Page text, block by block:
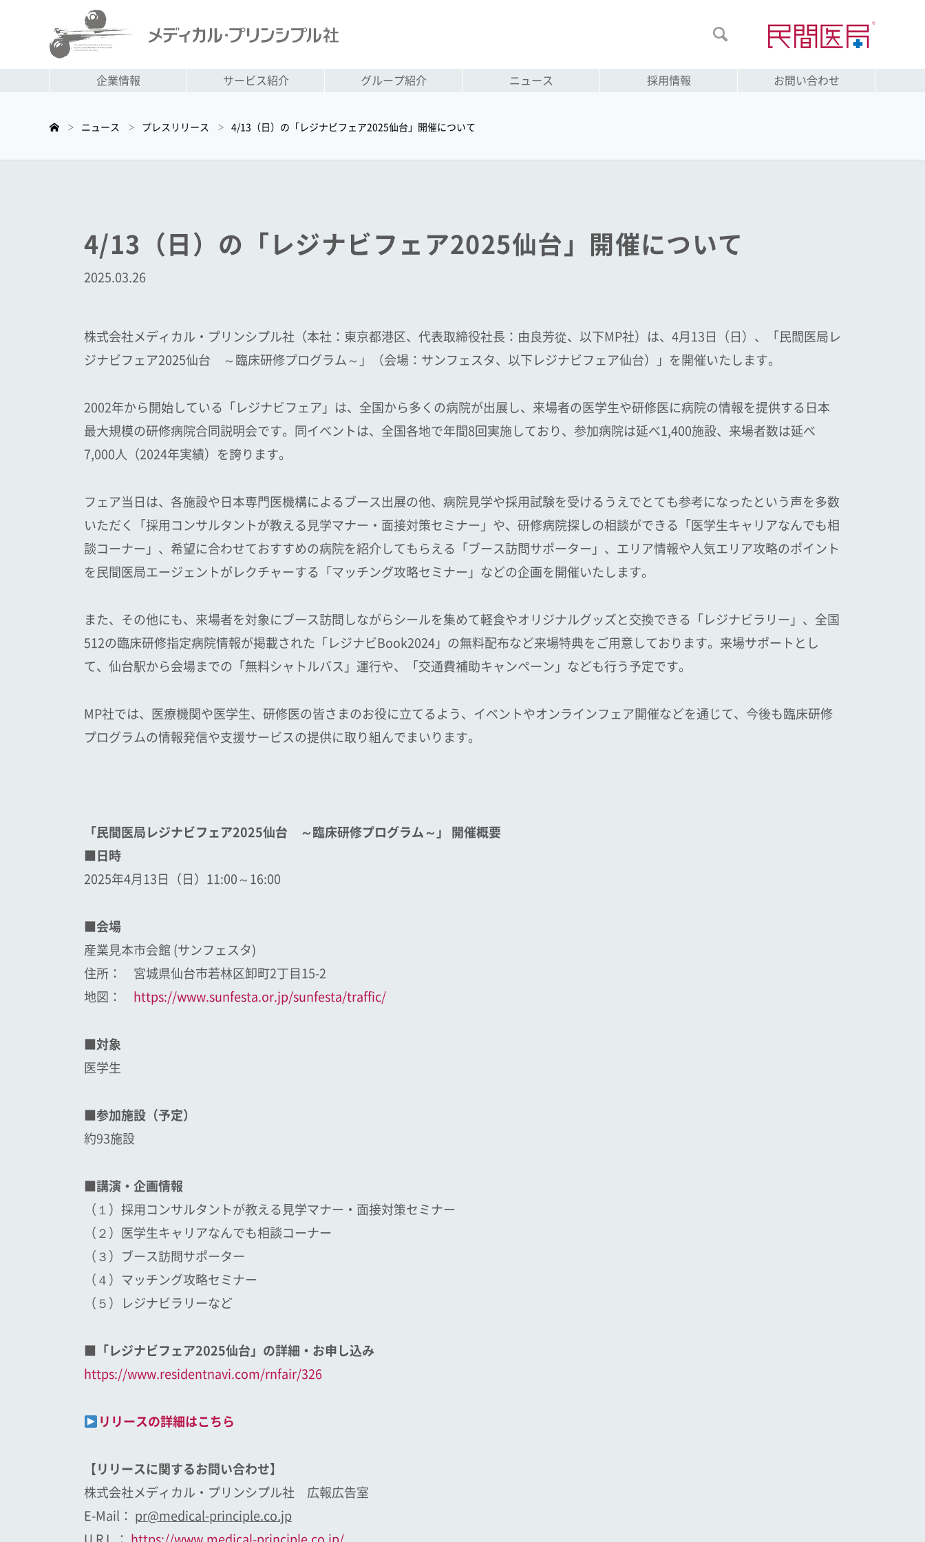

企業情報 サービス紹介 グループ紹介 ニュース 採用情報 お問い合わせ
＞ ニュース ＞ プレスリリース ＞ 4/13（日）の「レジナビフェア2025仙台」開催について
4/13（日）の「レジナビフェア2025仙台」開催について
2025.03.26
株式会社メディカル・プリンシプル社（本社：東京都港区、代表取締役社長：由良芳從、以下MP社）は、4月13日（日）、「民間医局レ
ジナビフェア2025仙台 ～臨床研修プログラム～」（会場：サンフェスタ、以下レジナビフェア仙台）」を開催いたします。
2002年から開始している「レジナビフェア」は、全国から多くの病院が出展し、来場者の医学生や研修医に病院の情報を提供する日本
最大規模の研修病院合同説明会です。同イベントは、全国各地で年間8回実施しており、参加病院は延べ1,400施設、来場者数は延べ
7,000人（2024年実績）を誇ります。
フェア当日は、各施設や日本専門医機構によるブース出展の他、病院見学や採用試験を受けるうえでとても参考になったという声を多数
いただく「採用コンサルタントが教える見学マナー・面接対策セミナー」や、研修病院探しの相談ができる「医学生キャリアなんでも相
談コーナー」、希望に合わせておすすめの病院を紹介してもらえる「ブース訪問サポーター」、エリア情報や人気エリア攻略のポイント
を民間医局エージェントがレクチャーする「マッチング攻略セミナー」などの企画を開催いたします。
また、その他にも、来場者を対象にブース訪問しながらシールを集めて軽食やオリジナルグッズと交換できる「レジナビラリー」、全国
512の臨床研修指定病院情報が掲載された「レジナビBook2024」の無料配布など来場特典をご用意しております。来場サポートとし
て、仙台駅から会場までの「無料シャトルバス」運行や、「交通費補助キャンペーン」なども行う予定です。
MP社では、医療機関や医学生、研修医の皆さまのお役に立てるよう、イベントやオンラインフェア開催などを通じて、今後も臨床研修
プログラムの情報発信や支援サービスの提供に取り組んでまいります。
「民間医局レジナビフェア2025仙台 ～臨床研修プログラム～」 開催概要
■日時
2025年4月13日（日）11:00～16:00
■会場
産業見本市会館 (サンフェスタ)
住所： 宮城県仙台市若林区卸町2丁目15-2
地図：
https://www.sunfesta.or.jp/sunfesta/traffic/
■対象
医学生
■参加施設（予定）
約93施設
■講演・企画情報
（１）採用コンサルタントが教える見学マナー・面接対策セミナー
（２）医学生キャリアなんでも相談コーナー
（３）ブース訪問サポーター
（４）マッチング攻略セミナー
（５）レジナビラリーなど
■「レジナビフェア2025仙台」の詳細・お申し込み
https://www.residentnavi.com/rnfair/326
リリースの詳細はこちら
【リリースに関するお問い合わせ】
株式会社メディカル・プリンシプル社 広報広告室
E-Mail： pr@medical-principle.co.jp
U R L ：
https://www.medical-principle.co.jp/